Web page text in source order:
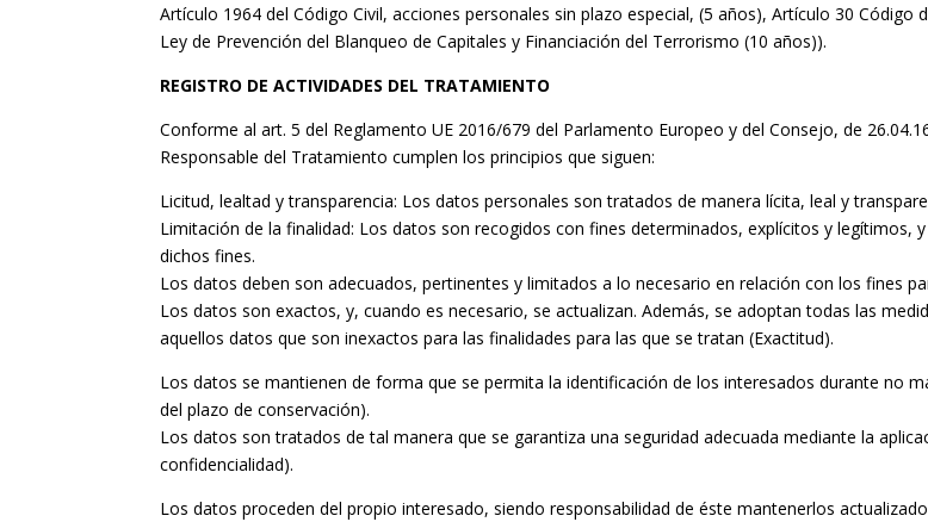
Artículo 1964 del Código Civil, acciones personales sin plazo especial, (5 años), Artículo 30
Ley de Prevención del Blanqueo de Capitales y Financiación del Terrorismo (10 años)).
REGISTRO DE ACTIVIDADES DEL TRATAMIENTO
Conforme al art. 5 del Reglamento UE 2016/679 del Parlamento Europeo y del Consejo, de
Responsable del Tratamiento cumplen los principios que siguen:
Licitud, lealtad y transparencia: Los datos personales son tratados de manera lícita, leal y
Limitación de la finalidad: Los datos son recogidos con fines determinados, explícitos y
dichos fines.
Los datos deben son adecuados, pertinentes y limitados a lo necesario en relación con los fines
Los datos son exactos, y, cuando es necesario, se actualizan. Además, se adoptan todas las
aquellos datos que son inexactos para las finalidades para las que se tratan (Exactitud).
Los datos se mantienen de forma que se permita la identificación de los interesados durante no
del plazo de conservación).
Los datos son tratados de tal manera que se garantiza una seguridad adecuada mediante la
confidencialidad).
Los datos proceden del propio interesado, siendo responsabilidad de éste mantenerlos